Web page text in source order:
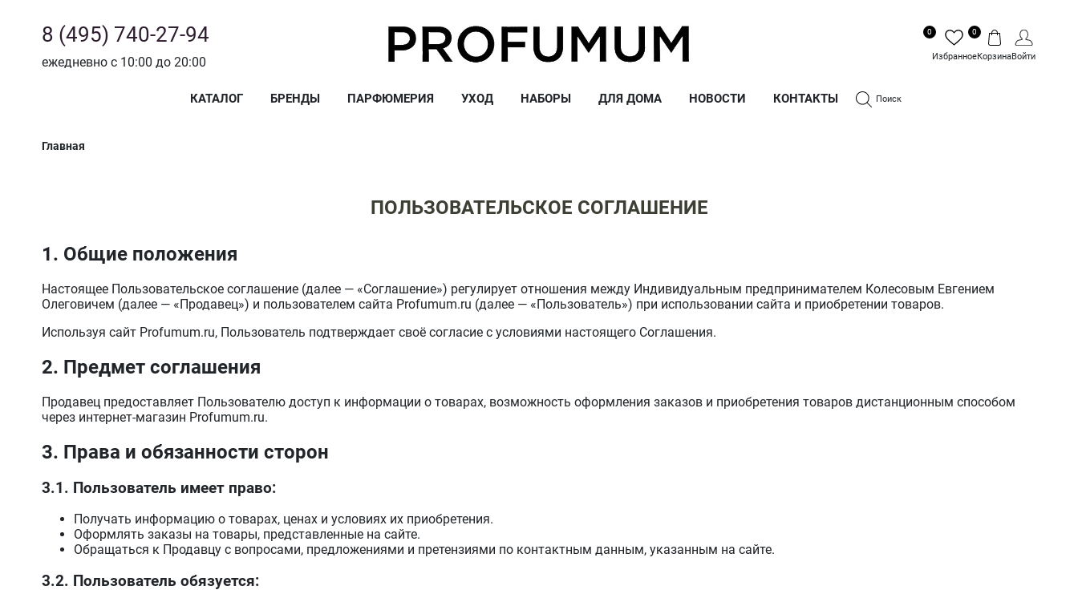
8 (495) 740-27-94
ежедневно с 10:00 до 20:00 Избранное
0
Корзина
0
Войти
КАТАЛОГ БРЕНДЫ ПАРФЮМЕРИЯ УХОД НАБОРЫ ДЛЯ ДОМА НОВОСТИ КОНТАКТЫ Поиск
Главная
ПОЛЬЗОВАТЕЛЬСКОЕ СОГЛАШЕНИЕ
1. Общие положения
Настоящее Пользовательское соглашение (далее — «Соглашение») регулирует отношения между Индивидуальным предпринимателем Колесовым Евгением
Олеговичем (далее — «Продавец») и пользователем сайта Profumum.ru (далее — «Пользователь») при использовании сайта и приобретении товаров.
Используя сайт Profumum.ru, Пользователь подтверждает своё согласие с условиями настоящего Соглашения.
2. Предмет соглашения
Продавец предоставляет Пользователю доступ к информации о товарах, возможность оформления заказов и приобретения товаров дистанционным способом
через интернет-магазин Profumum.ru.
3. Права и обязанности сторон
3.1. Пользователь имеет право:
Получать информацию о товарах, ценах и условиях их приобретения.
Оформлять заказы на товары, представленные на сайте.
Обращаться к Продавцу с вопросами, предложениями и претензиями по контактным данным, указанным на сайте.
3.2. Пользователь обязуется: